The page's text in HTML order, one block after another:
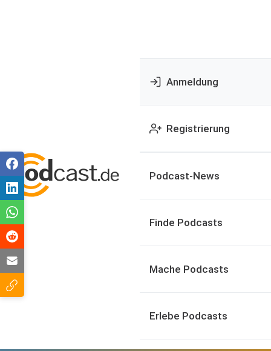
Anmeldung
Registrierung
Podcast-News
Finde Podcasts
Mache Podcasts
Erlebe Podcasts